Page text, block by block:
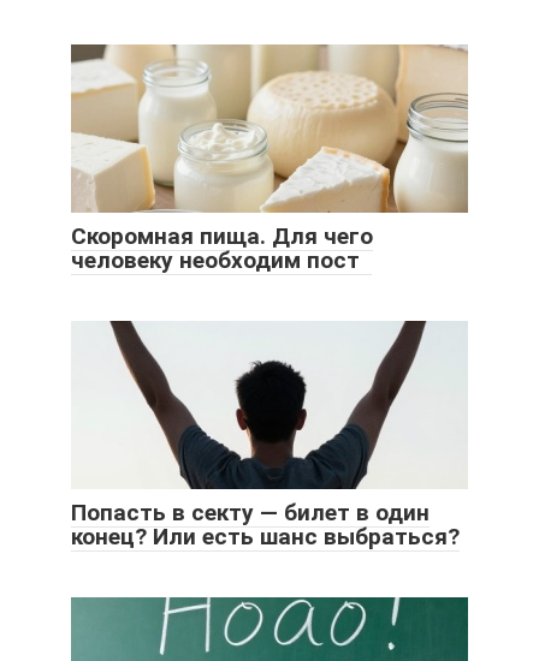
Скоромная пища. Для чего
человеку необходим пост
Попасть в секту — билет в один
конец? Или есть шанс выбраться?